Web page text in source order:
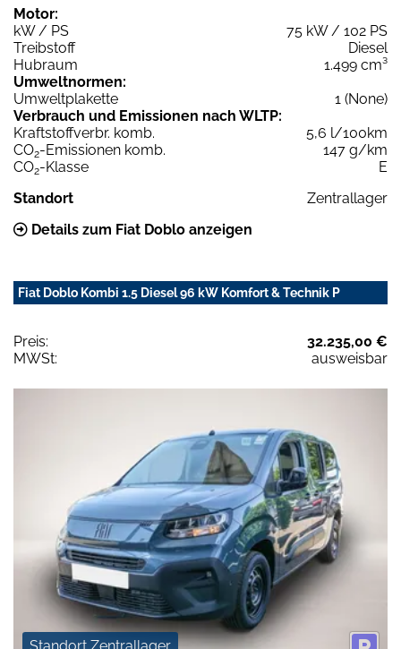
Motor:
kW / PS
75 kW / 102 PS
Treibstoff
Diesel
Hubraum
1.499 cm³
Umweltnormen:
Umweltplakette
1 (None)
Verbrauch und Emissionen nach WLTP:
Kraftstoffverbr. komb.
5,6 l/100km
CO2-Emissionen komb.
147 g/km
CO2-Klasse
E
Standort
Zentrallager
Details zum Fiat Doblo anzeigen
Fiat Doblo Kombi 1.5 Diesel 96 kW Komfort & Technik P
Preis:
32.235,00 €
MWSt:
ausweisbar
Standort Zentrallager